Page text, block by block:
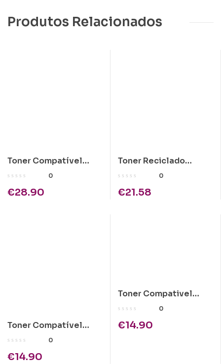
Produtos Relacionados
Toner Compatível
Epson C1100 Magenta
0
€28.90
Toner Reciclado
Kyocera TK-330
0
€21.58
Toner Compatível
Brother TN-4100
0
€14.90
Toner Compativel
Kyocera TK-310 Preto
0
€14.90